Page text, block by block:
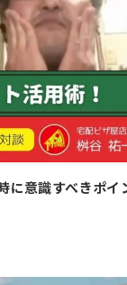
に意識すべきポイ